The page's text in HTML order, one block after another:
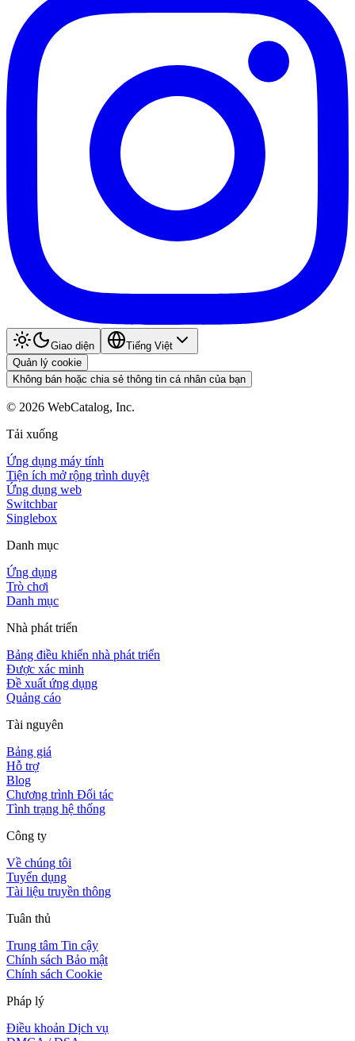
Giao diện
Tiếng Việt
Quản lý cookie
Không bán hoặc chia sẻ thông tin cá nhân của bạn
© 2026 WebCatalog, Inc.
Tải xuống
Ứng dụng máy tính
Tiện ích mở rộng trình duyệt
Ứng dụng web
Switchbar
Singlebox
Danh mục
Ứng dụng
Trò chơi
Danh mục
Nhà phát triển
Bảng điều khiển nhà phát triển
Được xác minh
Đề xuất ứng dụng
Quảng cáo
Tài nguyên
Bảng giá
Hỗ trợ
Blog
Chương trình Đối tác
Tình trạng hệ thống
Công ty
Về chúng tôi
Tuyển dụng
Tài liệu truyền thông
Tuân thủ
Trung tâm Tin cậy
Chính sách Bảo mật
Chính sách Cookie
Pháp lý
Điều khoản Dịch vụ